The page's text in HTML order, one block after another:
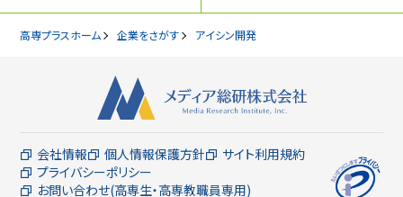
高専プラスホーム 企業をさがす アイシン開発
会社情報 個人情報保護方針
サイト利用規約
プライバシーポリシー
お問い合わせ(高専生・高専教職員専用)